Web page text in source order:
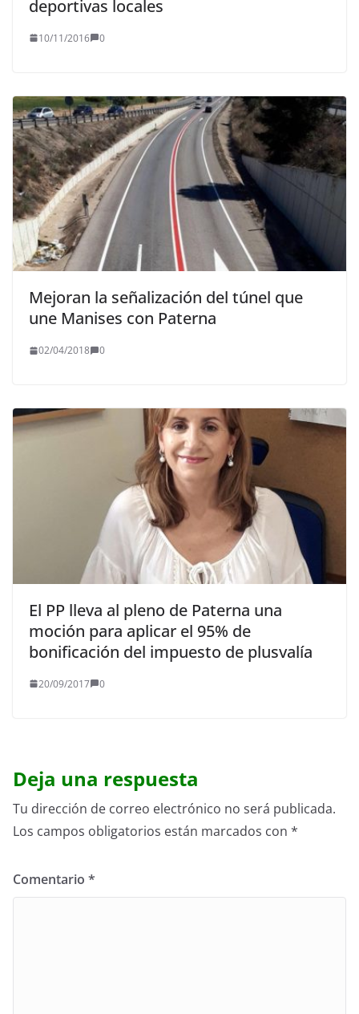
deportivas locales
10/11/2016 0
Mejoran la señalización del túnel que
une Manises con Paterna
02/04/2018 0
El PP lleva al pleno de Paterna una
moción para aplicar el 95% de
bonificación del impuesto de plusvalía
20/09/2017 0
Deja una respuesta
Tu dirección de correo electrónico no será publicada.
Los campos obligatorios están marcados con *
Comentario *